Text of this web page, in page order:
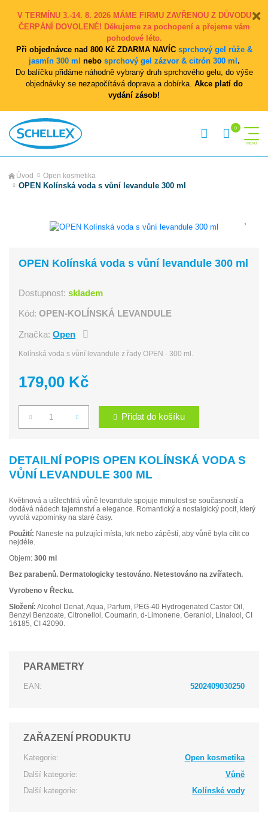
V TERMÍNU 3.-14. 8. 2026 MÁME FIRMU ZAVŘENOU Z DŮVODU
ČERPÁNÍ DOVOLENÉ! Děkujeme za pochopení a přejeme vám
pohodové léto.
Při objednávce nad 800 Kč ZDARMA NAVÍC sprchový gel růže &
jasmín 300 ml nebo sprchový gel zázvor & citrón 300 ml .
Do balíčku přidáme náhodně vybraný druh sprchového gelu, do výše
objednávky se nezapočítává doprava a dobírka. Akce platí do
vydání zásob!
Úvod Open kosmetika
OPEN Kolínská voda s vůní levandule 300 ml
OPEN Kolínská voda s vůní levandule 300 ml
Dostupnost:skladem
Kód:OPEN-KOLÍNSKÁ LEVANDULE
Značka:Open
Kolínská voda s vůní levandule z řady OPEN - 300 ml.
179,00 Kč
Počet Přidat do košíku
DETAILNÍ POPIS OPEN KOLÍNSKÁ VODA S
VŮNÍ LEVANDULE 300 ML
Květinová a ušlechtilá vůně levandule spojuje minulost se současností a
dodává nádech tajemnství a elegance. Romantický a nostalgický pocit, který
vyvolá vzpomínky na staré časy.
Použití: Naneste na pulzující místa, krk nebo zápěstí, aby vůně byla cítit co
nejdéle.
Objem: 300 ml
Bez parabenů. Dermatologicky testováno. Netestováno na zvířatech.
Vyrobeno v Řecku.
Složení: Alcohol Denat, Aqua, Parfum, PEG-40 Hydrogenated Castor Oil,
Benzyl Benzoate, Citronellol, Coumarin, d-Limonene, Geraniol, Linalool, CI
16185, CI 42090.
PARAMETRY
EAN: 5202409030250
ZAŘAZENÍ PRODUKTU
Kategorie:
Open kosmetika
Další kategorie:
Vůně
Další kategorie:
Kolínské vody